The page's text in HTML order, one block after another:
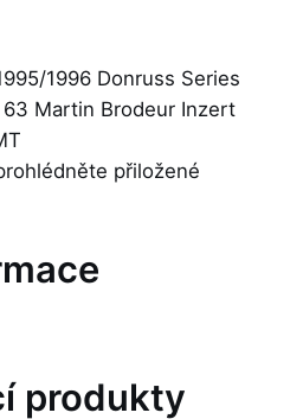
1996 Donruss Series
Martin Brodeur Inzert
přiložené
produkty